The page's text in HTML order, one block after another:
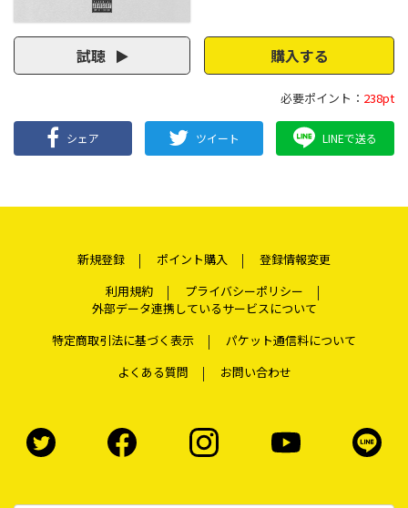
試聴 購入する
必要ポイント： 238pt
シェア ツイート LINEで送る
新規登録 ポイント購入
登録情報変更
利用規約
プライバシーポリシー
外部データ連携しているサービスについて
特定商取引法に基づく表示
パケット通信料について
よくある質問
お問い合わせ